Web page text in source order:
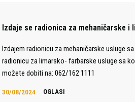
Izdaje se radionica za mehaničarske
Izdajem radionicu za mehaničarske usluge
radionicu za limarsko- farbarske usluge sa
možete dobiti na: 062/162 1111
30/08/2024 OGLASI